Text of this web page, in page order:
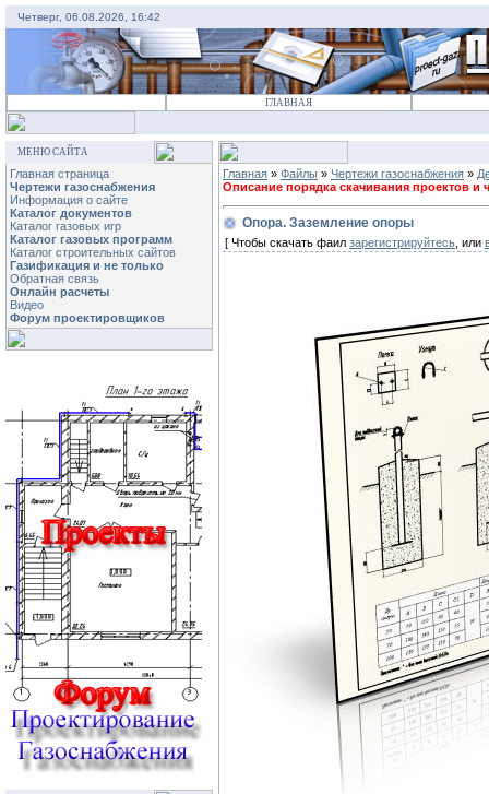
Четверг, 06.08.2026, 16:42
ГЛАВНАЯ
МЕНЮ САЙТА
Главная страница
Чертежи газоснабжения
Информация о сайте
Каталог документов
Каталог газовых игр
Каталог газовых программ
Каталог строительных сайтов
Газификация и не только
Обратная связь
Онлайн расчеты
Видео
Форум проектировщиков
Главная » Файлы » Чертежи газоснабжения »
Описание порядка скачивания проектов и
Опора. Заземление опоры
[ Чтобы скачать фаил зарегистрируйтесь , или